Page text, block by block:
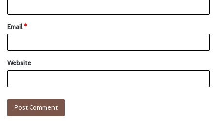
Email*
Website